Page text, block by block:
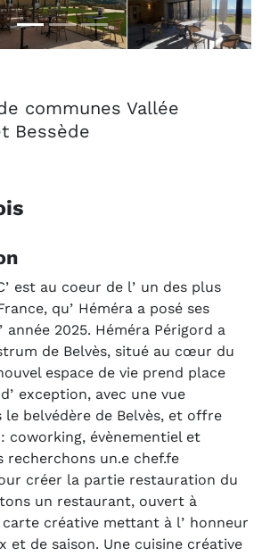
communes Vallée
Bessède
au coeur de lʼun des plus
quʼHéméra a posé ses
2025. Héméra Périgord a
de Belvès, situé au cœur du
espace de vie prend place
avec une vue
le belvédère de Belvès, et offre
coworking, évènementiel et
recherchons un.e chef.fe
créer la partie restauration du
un restaurant, ouvert à
carte créative mettant à lʼhonneur
et de saison. Une cuisine créative